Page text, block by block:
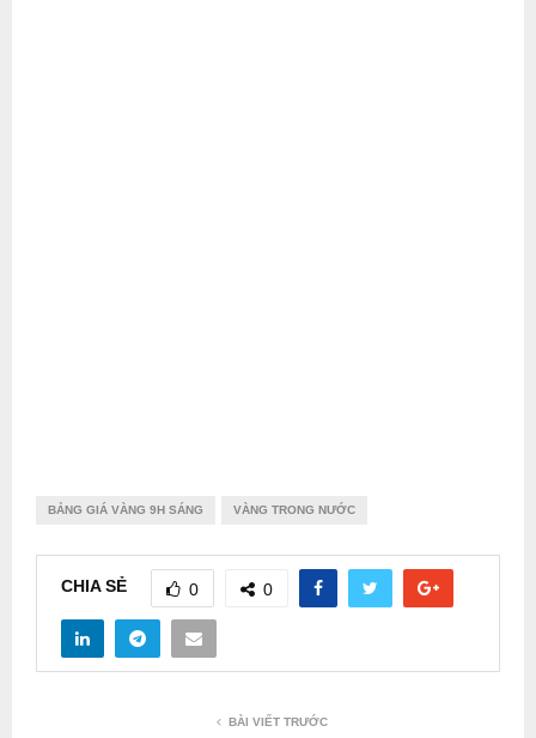
BẢNG GIÁ VÀNG 9H SÁNG VÀNG TRONG NƯỚC
CHIA SẺ 0 0
BÀI VIẾT TRƯỚC